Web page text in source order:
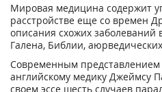
Мировая медицина содержит
расстройстве еще со времен
описания схожих заболеваний
Галена, Библии,
Современным представлением
английскому медику Джеймсу
своем эссе шесть случаев